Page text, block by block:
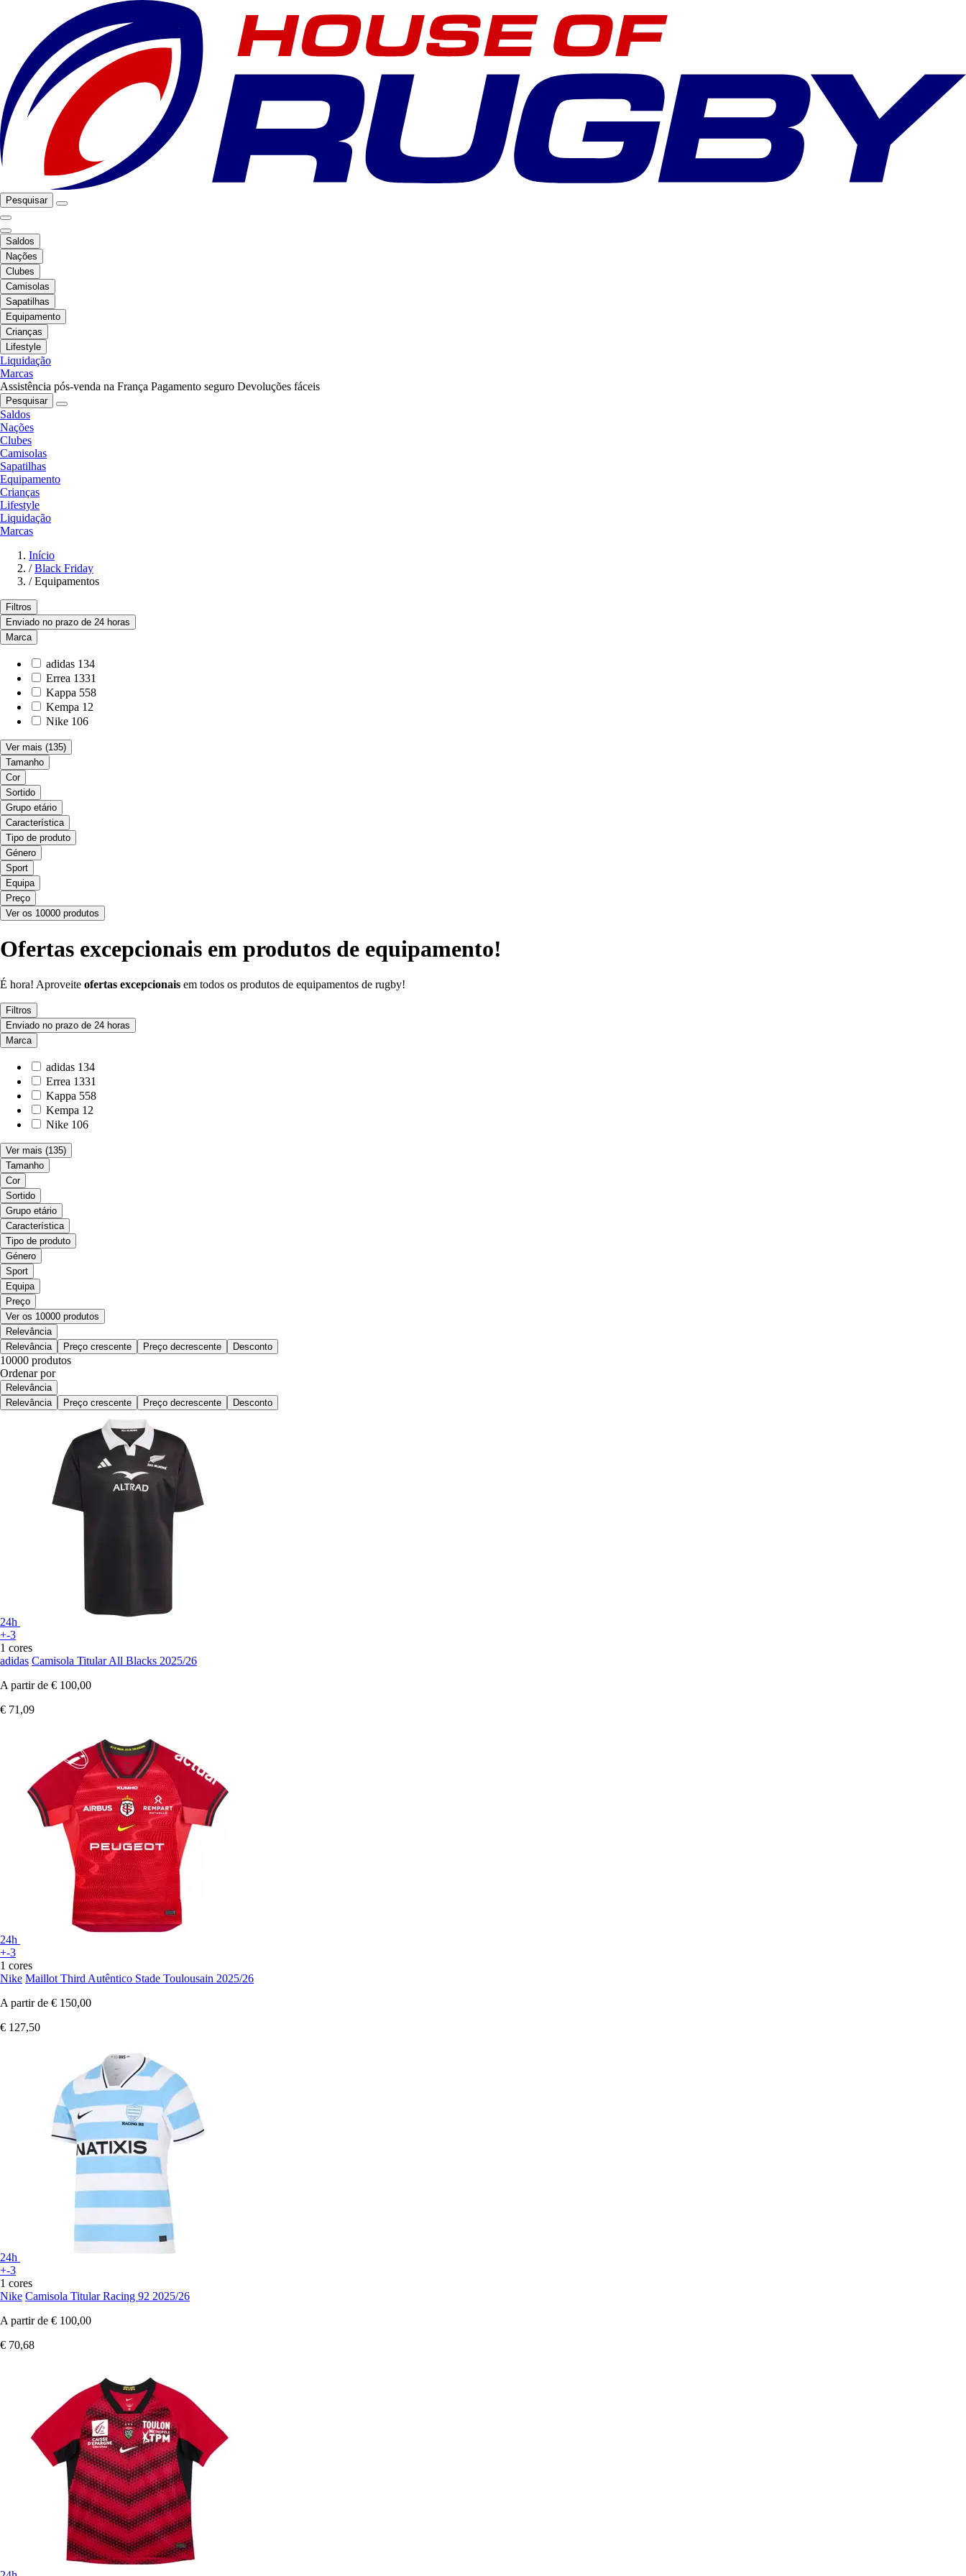
Pesquisar
Saldos
Nações
Clubes
Camisolas
Sapatilhas
Equipamento
Crianças
Lifestyle
Liquidação
Marcas
Assistência pós-venda na França Pagamento seguro Devoluções fáceis
Pesquisar
Saldos
Nações
Clubes
Camisolas
Sapatilhas
Equipamento
Crianças
Lifestyle
Liquidação
Marcas
Início
/ Black Friday
/ Equipamentos
Filtros
Enviado no prazo de 24 horas
Marca
adidas 134
Errea 1331
Kappa 558
Kempa 12
Nike 106
Ver mais (135)
Tamanho
Cor
Sortido
Grupo etário
Característica
Tipo de produto
Género
Sport
Equipa
Preço
Ver os 10000 produtos
Ofertas excepcionais em produtos de equipamento!
É hora! Aproveite ofertas excepcionais em todos os produtos de equipamentos de rugby!
Filtros
Enviado no prazo de 24 horas
Marca
adidas 134
Errea 1331
Kappa 558
Kempa 12
Nike 106
Ver mais (135)
Tamanho
Cor
Sortido
Grupo etário
Característica
Tipo de produto
Género
Sport
Equipa
Preço
Ver os 10000 produtos
Relevância
Relevância
Preço crescente Preço decrescente Desconto
10000 produtos
Ordenar por
Relevância
Relevância
Preço crescente Preço decrescente Desconto
24h
+-3
1 cores
adidas Camisola Titular All Blacks 2025/26
A partir de € 100,00
€ 71,09
24h
+-3
1 cores
Nike Maillot Third Autêntico Stade Toulousain 2025/26
A partir de € 150,00
€ 127,50
24h
+-3
1 cores
Nike Camisola Titular Racing 92 2025/26
A partir de € 100,00
€ 70,68